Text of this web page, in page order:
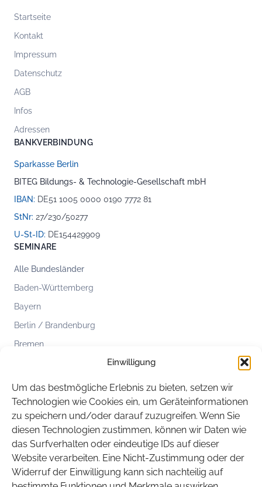
Einwilligung
Um das bestmögliche Erlebnis zu bieten, setzen wir
Technologien wie Cookies ein, um Geräteinformationen
zu speichern und/oder darauf zuzugreifen. Wenn Sie
diesen Technologien zustimmen, können wir Daten wie
das Surfverhalten oder eindeutige IDs auf dieser
Website verarbeiten. Eine Nicht-Zustimmung oder der
Widerruf der Einwilligung kann sich nachteilig auf
Startseite
Kontakt
Impressum
Datenschutz
AGB
Infos
Adressen
BANKVERBINDUNG
Sparkasse Berlin
BITEG Bildungs- & Technologie-Gesellschaft mbH
IBAN: DE51 1005 0000 0190 7772 81
StNr: 27/230/50277
U-St-ID: DE154429909
SEMINARE
Alle Bundesländer
Baden-Württemberg
Bayern
Berlin / Brandenburg
Bremen
Mecklenburg-Vorpommern
Niedersachsen
Nordrhein-Westfalen
Rheinland-Pfalz
Saarland